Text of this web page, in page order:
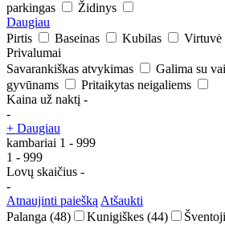
parkingas
Židinys
Daugiau
Pirtis
Baseinas Kubilas Virtuvė
Privalumai
Savarankiškas atvykimas
Galima su
gyvūnams
Pritaikytas neigaliems
Kaina už naktį -
-
+ Daugiau
kambariai 1 - 999
1 - 999
Lovų skaičius -
-
Atnaujinti paiešką Atšaukti
Palanga (48) Kunigiškes (44) Šventoji